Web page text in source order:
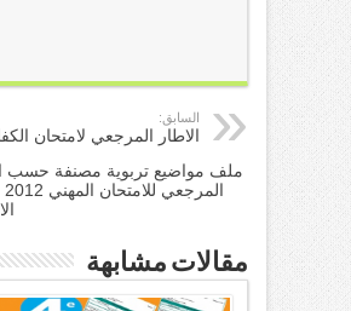
السابق:
الاطار المرجعي لامتحان
ملف مواضيع تربوية مصنفة حسب
مقالات مشابهة